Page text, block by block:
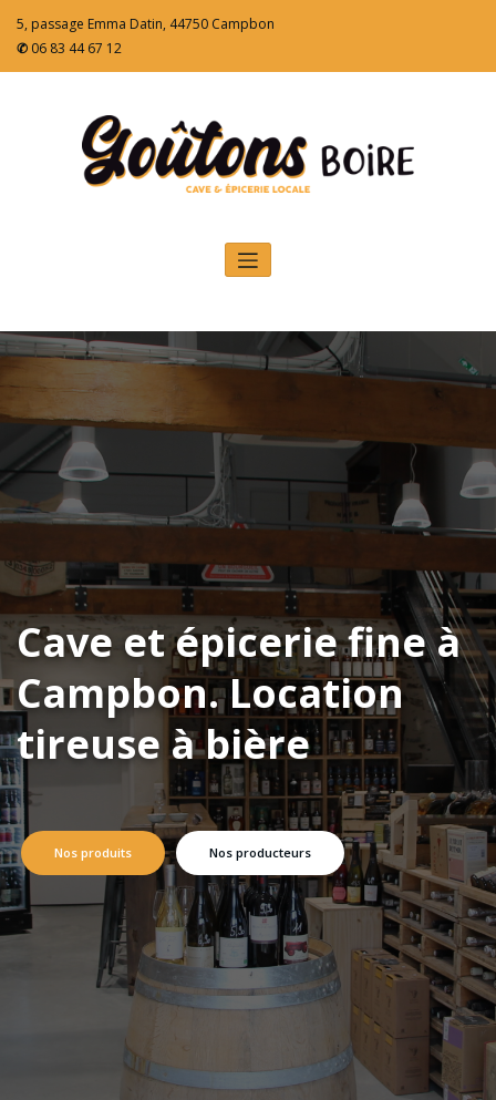
5, passage Emma Datin, 44750 Campbon
✆ 06 83 44 67 12
Cave – Épicerie – Mariage – Coffret cadeaux –
entreprise
Cave et épicerie fine à
Campbon. Location
tireuse à bière
Nos produits Nos producteurs